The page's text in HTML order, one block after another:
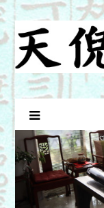
Skip
to
content